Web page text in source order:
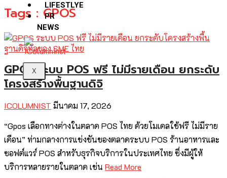
LIFESTLYE
PR
NEWS
X
Tags : GPOS
GPOS ระบบ POS ฟรี ไม่มีรายเดือน ยกระดับ
โครงสร้างพื้นฐานดิจิ
ICOLUMNIST มีนาคม 17, 2026
“Gpos เลือกทางต่างในตลาด POS ไทย ด้วยโมเดลใช้ฟรี ไม่มีราย
เดือน” ท่ามกลางการแข่งขันของตลาดระบบ POS ร้านอาหารและ
ซอฟต์แวร์ POS สำหรับธุรกิจบริการในประเทศไทย ซึ่งมีผู้ให้
บริการหลายรายในตลาด เช่น Read More